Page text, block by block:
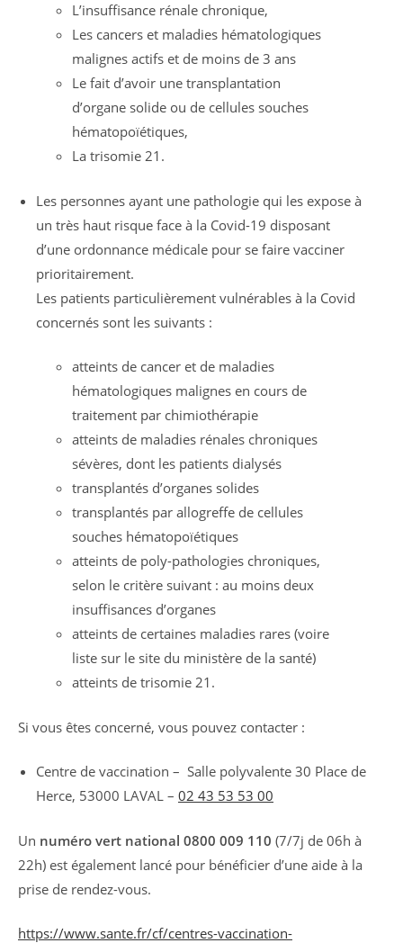
L’insuffisance rénale chronique,
Les cancers et maladies hématologiques
malignes actifs et de moins de 3 ans
Le fait d’avoir une transplantation
d’organe solide ou de cellules souches
hématopoïétiques,
La trisomie 21.
Les personnes ayant une pathologie qui les expose à
un très haut risque face à la Covid-19 disposant
d’une ordonnance médicale pour se faire vacciner
prioritairement.
Les patients particulièrement vulnérables à la Covid
concernés sont les suivants :
atteints de cancer et de maladies
hématologiques malignes en cours de
traitement par chimiothérapie
atteints de maladies rénales chroniques
sévères, dont les patients dialysés
transplantés d’organes solides
transplantés par allogreffe de cellules
souches hématopoïétiques
atteints de poly-pathologies chroniques,
selon le critère suivant : au moins deux
insuffisances d’organes
atteints de certaines maladies rares (voire
liste sur le site du ministère de la santé)
atteints de trisomie 21.
Si vous êtes concerné, vous pouvez contacter :
Centre de vaccination – Salle polyvalente 30 Place de
Herce, 53000 LAVAL – 02 43 53 53 00
Un numéro vert national 0800 009 110 (7/7j de 06h à
22h) est également lancé pour bénéficier d’une aide à la
prise de rendez-vous.
https://www.sante.fr/cf/centres-vaccination-